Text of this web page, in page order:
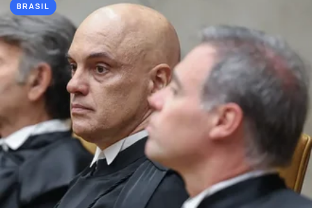
BRASIL